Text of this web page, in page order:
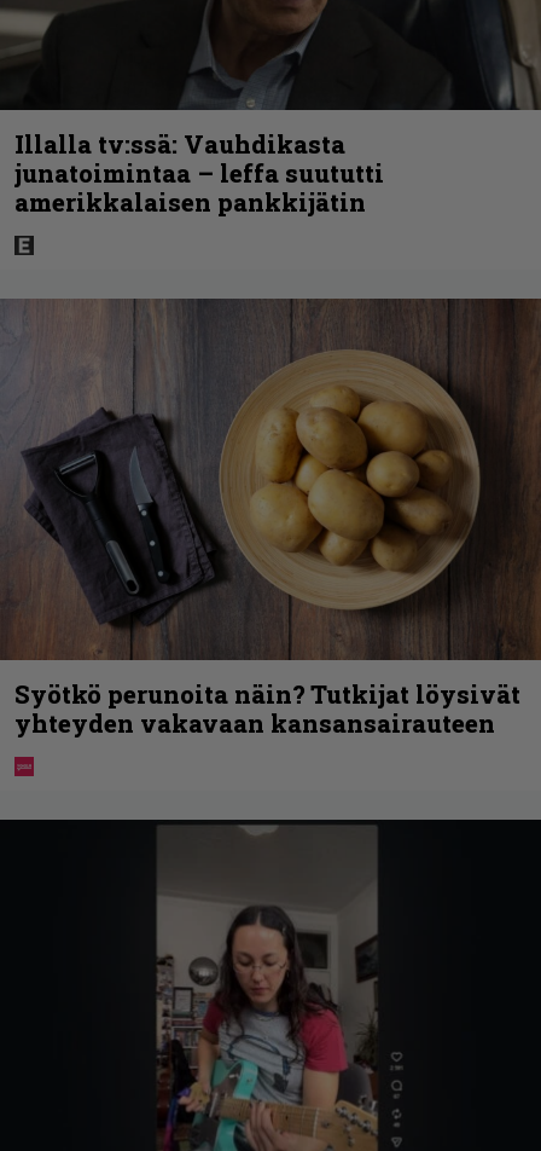
Illalla tv:ssä: Vauhdikasta
junatoimintaa – leffa suututti
amerikkalaisen pankkijätin
Syötkö perunoita näin? Tutkijat löysivät
yhteyden vakavaan kansansairauteen